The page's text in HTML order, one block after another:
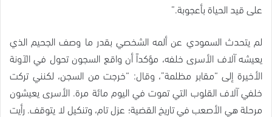
على قيد الحياة بأعجوبة.”
لم يتحدث السمودي عن ألمه الشخصي بقدر ما وصف الجحيم الذي
يعيشه آلاف الأسرى خلفه، مؤكداً أن واقع السجون تحول في الآونة
الأخيرة إلى “مقابر مظلمة”، وقال: “خرجت من السجن، لكنني تركت
خلفي آلاف القلوب التي تموت في اليوم مائة مرة. الأسرى يعيشون
مرحلة هي الأصعب في تاريخ القضية؛ عزل تام، وتنكيل لا يتوقف. رأيت